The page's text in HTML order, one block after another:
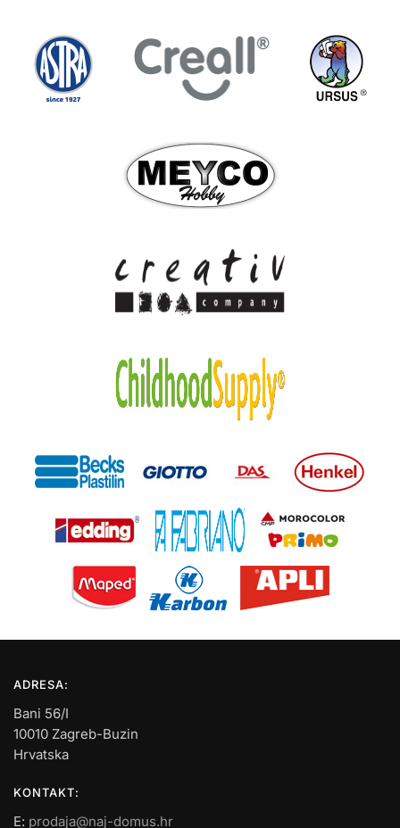
ADRESA:
Bani 56/I
10010 Zagreb-Buzin
Hrvatska
KONTAKT:
E: prodaja@naj-domus.hr